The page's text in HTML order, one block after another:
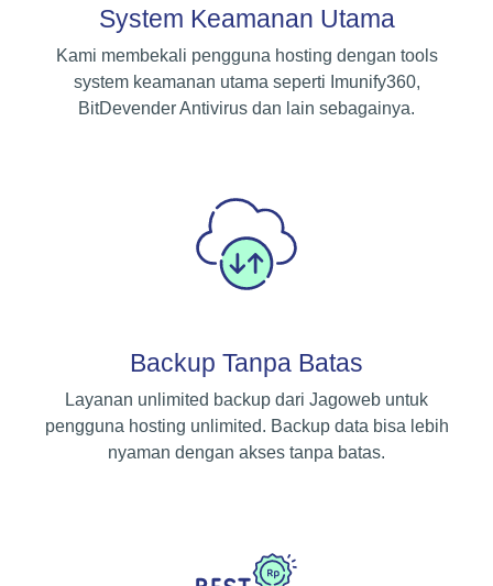
System Keamanan Utama
Kami membekali pengguna hosting dengan tools
system keamanan utama seperti Imunify360,
BitDevender Antivirus dan lain sebagainya.
Backup Tanpa Batas
Layanan unlimited backup dari Jagoweb untuk
pengguna hosting unlimited. Backup data bisa lebih
nyaman dengan akses tanpa batas.